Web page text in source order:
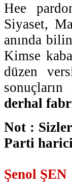
Hee
Siyaset,
anında
Kimse
düzen
derhal
Not :
Parti
Şenol ŞEN